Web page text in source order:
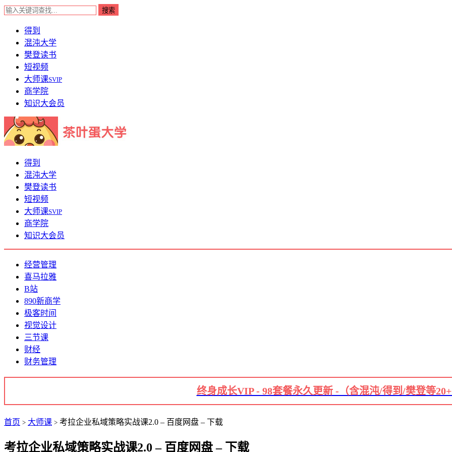
得到
混沌大学
樊登读书
短视频
大师课SVIP
商学院
知识大会员
得到
混沌大学
樊登读书
短视频
大师课SVIP
商学院
知识大会员
经营管理
喜马拉雅
B站
890新商学
极客时间
视觉设计
三节课
财经
财务管理
终身成长VIP - 98套餐永久更新 -（含混沌/得到/樊登等
首页 > 大师课 > 考拉企业私域策略实战课2.0 – 百度网盘 – 下载
考拉企业私域策略实战课2.0 – 百度网盘 – 下载